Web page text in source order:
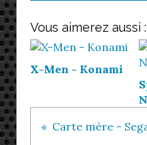
Vous aimerez aussi :
X-Men - Konami
Carte mère -